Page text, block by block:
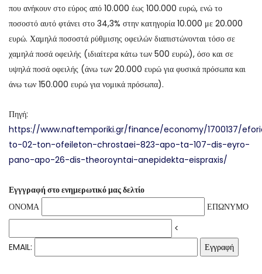
που ανήκουν στο εύρος από 10.000 έως 100.000 ευρώ, ενώ το
ποσοστό αυτό φτάνει στο 34,3% στην κατηγορία 10.000 με 20.000
ευρώ. Χαμηλά ποσοστά ρύθμισης οφειλών διαπιστώνονται τόσο σε
χαμηλά ποσά οφειλής (ιδιαίτερα κάτω των 500 ευρώ), όσο και σε
υψηλά ποσά οφειλής (άνω των 20.000 ευρώ για φυσικά πρόσωπα και
άνω των 150.000 ευρώ για νομικά πρόσωπα).
Πηγή:
https://www.naftemporiki.gr/finance/economy/1700137/
to-02-ton-ofeileton-chrostaei-823-apo-ta-107-dis-eyro-
pano-apo-26-dis-theoroyntai-anepidekta-eispraxis/
Εγγγραφή στο ενημερωτικό μας δελτίο
ΟΝΟΜΑ
ΕΠΩΝΥΜΟ
<
EMAIL: